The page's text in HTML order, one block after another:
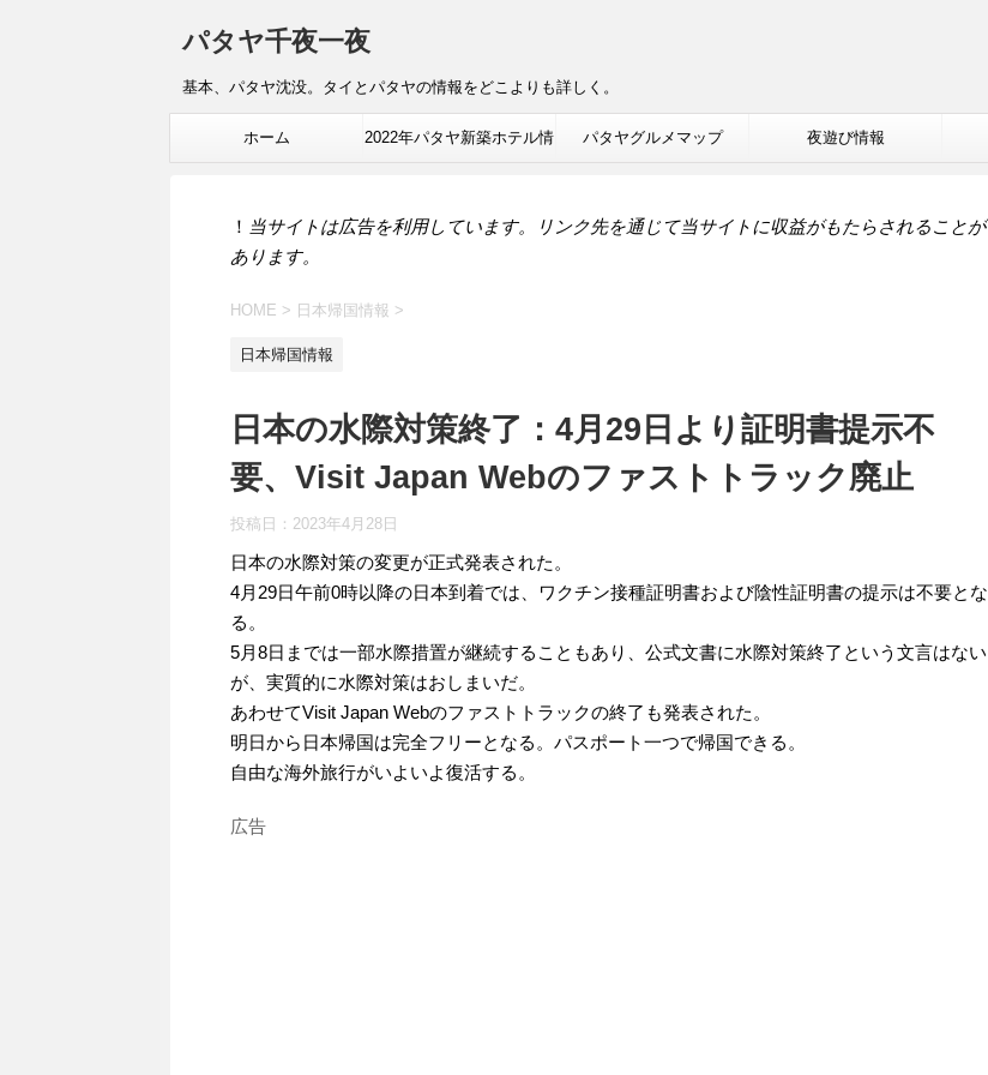
パタヤ千夜一夜
基本、パタヤ沈没。タイとパタヤの情報をどこよりも詳しく。
ホーム 2022年パタヤ新築ホテル情 パタヤグルメマップ 夜遊び情報
！ 当サイトは広告を利用しています。リンク先を通じて当サイトに収益がもたらされることが
あります。
HOME > 日本帰国情報 >
日本帰国情報
日本の水際対策終了：4月29日より証明書提示不
要、Visit Japan Webのファストトラック廃止
投稿日： 2023年4月28日
日本の水際対策の変更が正式発表された。
4月29日午前0時以降の日本到着では、ワクチン接種証明書および陰性証明書の提示は不要とな
る。
5月8日までは一部水際措置が継続することもあり、公式文書に水際対策終了という文言はない
が、実質的に水際対策はおしまいだ。
あわせてVisit Japan Webのファストトラックの終了も発表された。
明日から日本帰国は完全フリーとなる。パスポート一つで帰国できる。
自由な海外旅行がいよいよ復活する。
広告